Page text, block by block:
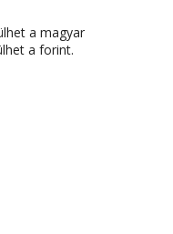
a magyar
a forint.